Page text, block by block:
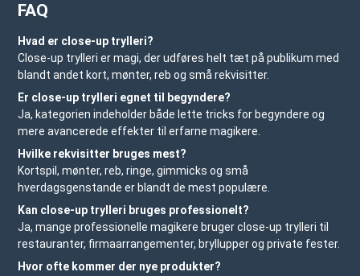
FAQ
Hvad er close-up trylleri?
Close-up trylleri er magi, der udføres helt tæt på publikum med
blandt andet kort, mønter, reb og små rekvisitter.
Er close-up trylleri egnet til begyndere?
Ja, kategorien indeholder både lette tricks for begyndere og
mere avancerede effekter til erfarne magikere.
Hvilke rekvisitter bruges mest?
Kortspil, mønter, reb, ringe, gimmicks og små
hverdagsgenstande er blandt de mest populære.
Kan close-up trylleri bruges professionelt?
Ja, mange professionelle magikere bruger close-up trylleri til
restauranter, firmaarrangementer, bryllupper og private fester.
Hvor ofte kommer der nye produkter?